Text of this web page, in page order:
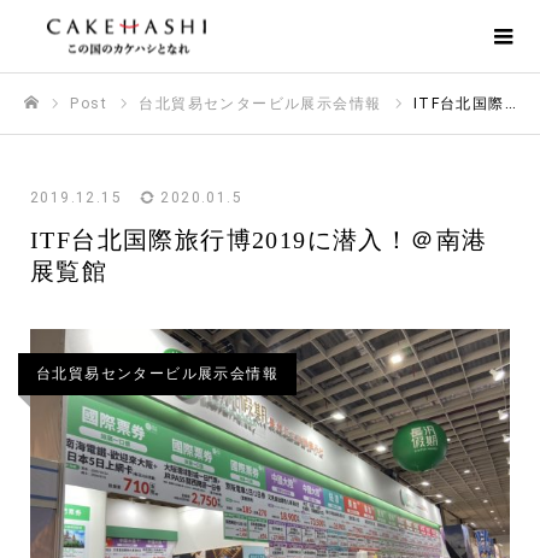
Post 台北貿易センタービル展示会情報 ITF台北国際旅行博2019に潜入！＠南港展覧館
2019.12.15 2020.01.5
ITF台北国際旅行博2019に潜入！＠南港
展覧館
台北貿易センタービル展示会情報